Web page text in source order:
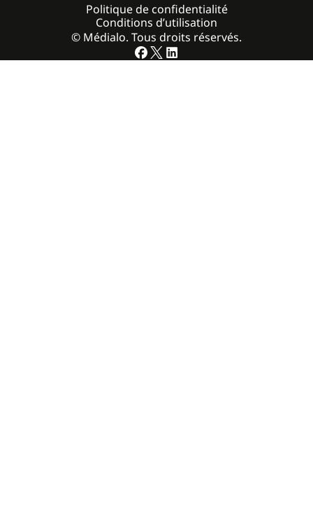
© Médialo. Tous droits réservés.
Politique de confidentialité
Conditions d’utilisation